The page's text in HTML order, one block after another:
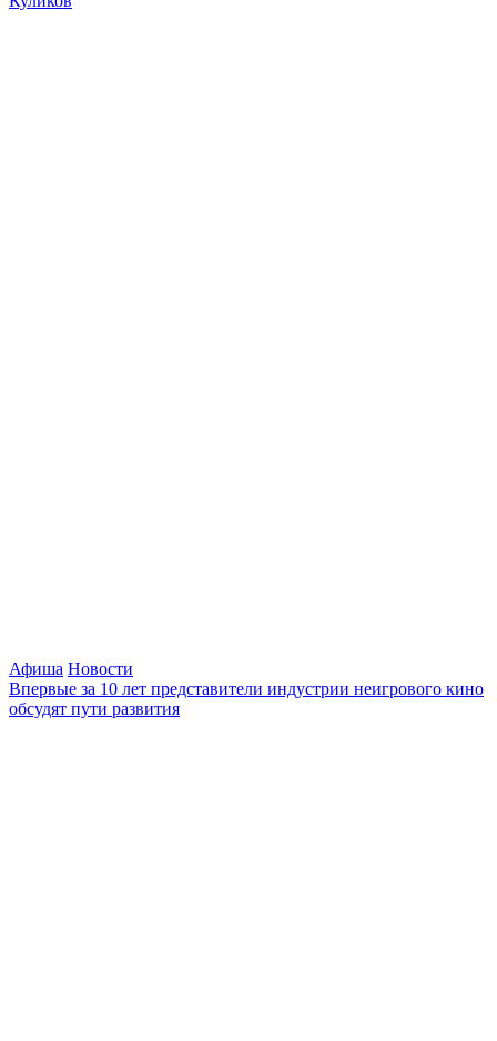
Афиша Новости
Впервые за 10 лет представители индустрии неигрового кино
обсудят пути развития